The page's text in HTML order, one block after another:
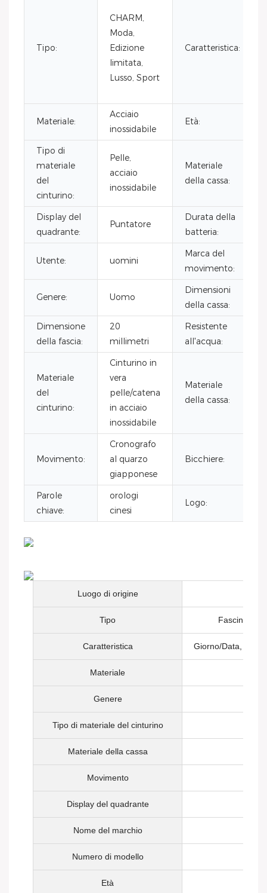
Tipo:
CHARM,
Moda,
Edizione
limitata,
Lusso, Sport
Caratteristica:
Materiale:
Acciaio
inossidabile
Età:
Tipo di
materiale
del
cinturino:
Pelle,
acciaio
inossidabile
Materiale
della cassa:
Display del
quadrante:
Puntatore
Durata della
batteria:
Utente: uomini
Marca del
movimento:
Genere: Uomo
Dimensioni
della cassa:
Dimensione
della fascia:
20
millimetri
Resistente
all'acqua:
Materiale
del
cinturino:
Cinturino in
vera
pelle/catena
in acciaio
inossidabile
Materiale
della cassa:
Movimento:
Cronografo
al quarzo
giapponese
Bicchiere:
Parole
chiave:
orologi
cinesi
Logo:
Luogo di origine
Tipo Fascino,
Caratteristica Giorno/Data, Non
Materiale
Genere
Tipo di materiale del cinturino
Materiale della cassa
Movimento
Display del quadrante
Nome del marchio
Numero di modello
Età